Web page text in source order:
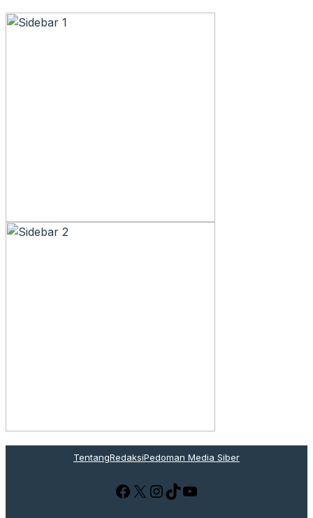
TentangRedaksiPedoman Media Siber
Facebook
X Instagram
TikTok
YouTube